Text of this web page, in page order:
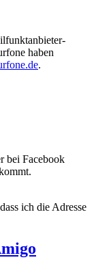
haben
.
bei Facebook
ich die Adresse